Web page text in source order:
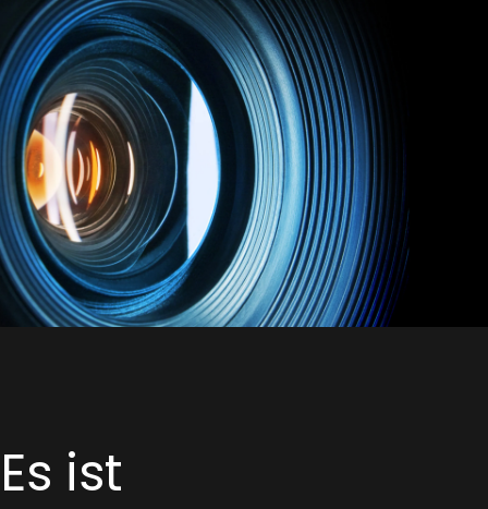
Zum Hauptinhalt springen
Es ist